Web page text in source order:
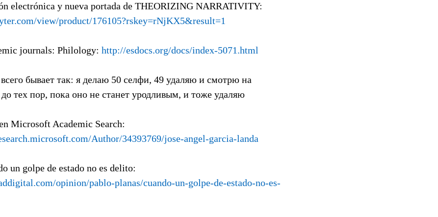
electrónica y nueva portada de THEORIZING NARRATIVITY:
view/product/176105?rskey=rNjKX5&result=1
journals: Philology: http://esdocs.org/docs/index-5071.html
бывает так: я делаю 50 селфи, 49 удаляю и смотрю на
тех пор, пока оно не станет уродливым, и тоже удаляю
Microsoft Academic Search:
Author/34393769/jose-angel-garcia-landa
un golpe de estado no es delito:
opinion/pablo-planas/cuando-un-golpe-de-estado-no-es-